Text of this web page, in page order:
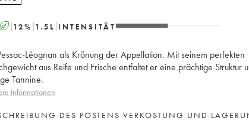
A 12% 1.5 L INTENSITÄT
Léognan als Krönung der Appellation. Mit seinem perfekten
aus Reife und Frische entfaltet er eine prächtige Struktur
Tannine.
Informationen
DES POSTENS VERKOSTUNG UND